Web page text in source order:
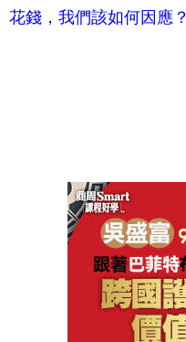
花錢，我們該如何因應？